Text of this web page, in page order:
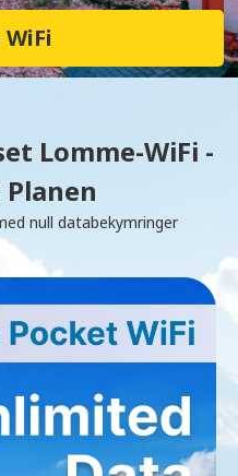
Lomme-WiFi -
Planen
null databekymringer